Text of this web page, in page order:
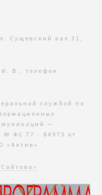
Сущевский вал 31,
И. В., телефон
службой по
—
№ ФС 77 - 84975 от
«Актив»